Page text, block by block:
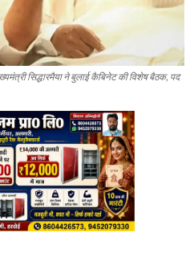
सिद्धारमैया ने बुलाई कैबिनेट की विशेष बैठक, पद